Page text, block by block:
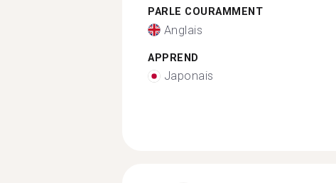
PARLE COURAMMENT
Anglais
APPREND
Japonais